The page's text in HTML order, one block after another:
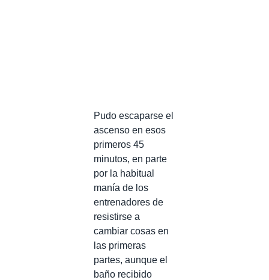
Pudo escaparse el
ascenso en esos
primeros 45
minutos, en parte
por la habitual
manía de los
entrenadores de
resistirse a
cambiar cosas en
las primeras
partes, aunque el
baño recibido